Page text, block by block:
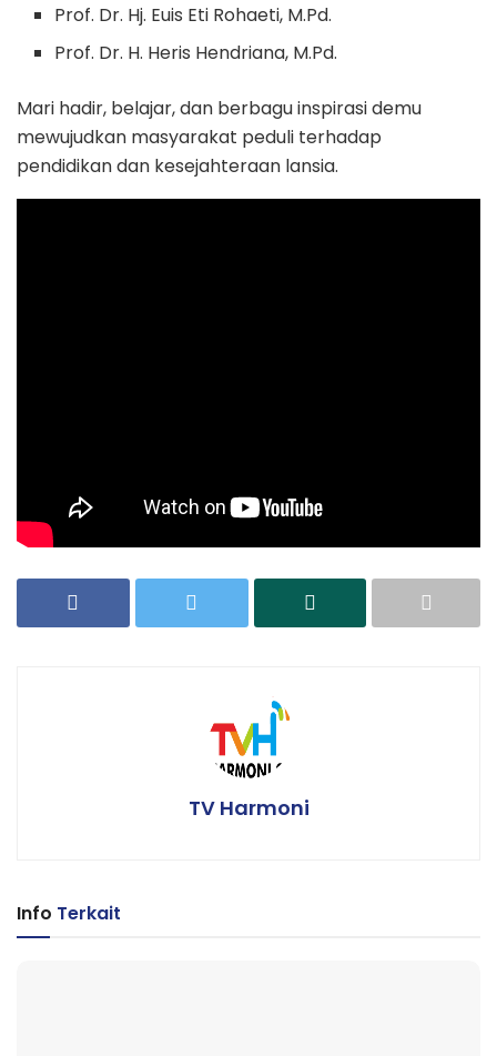
Prof. Dr. Hj. Euis Eti Rohaeti, M.Pd.
Prof. Dr. H. Heris Hendriana, M.Pd.
Mari hadir, belajar, dan berbagu inspirasi demu
mewujudkan masyarakat peduli terhadap
pendidikan dan kesejahteraan lansia.
TV Harmoni
Info Terkait